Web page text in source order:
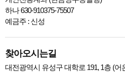
하나 630-910375-75507
예금주 : 신성
찾아오시는길
대전광역시 유성구 대학로 191, 1층 (어